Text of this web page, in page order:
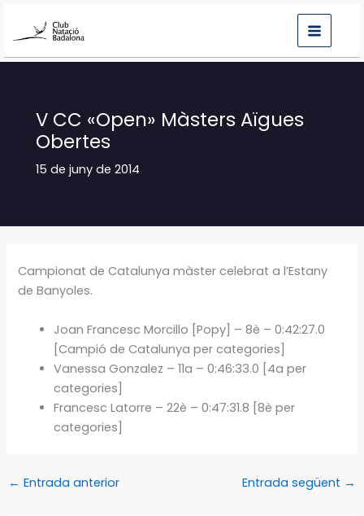
V CC «Open» Màsters Aïgues
Obertes
15 de juny de 2014
Campionat de Catalunya màster celebrat a l’Estany
de Banyoles.
Joan Francesc Morcillo [Popy] – 8è – 0:42:27.0
[Campió de Catalunya per categories]
Vanessa Gonzalez – 11a – 0:46:33.0 [4a per
categories]
Francesc Latorre – 22è – 0:47:31.8 [8è per
categories]
← Entrada anterior Entrada següent →